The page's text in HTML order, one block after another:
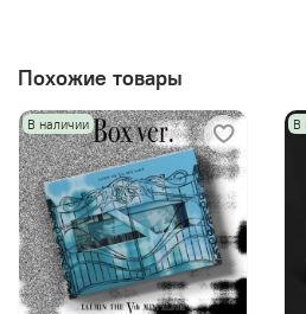
Похожие товары
В наличии В